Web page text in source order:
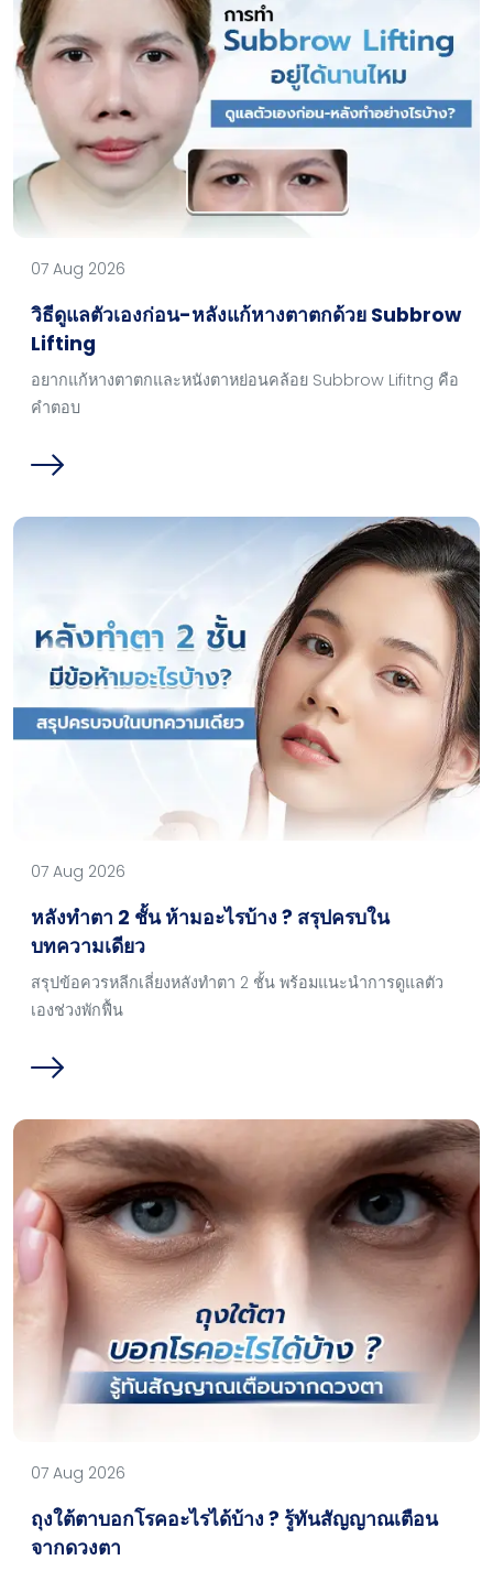
07 Aug 2026
วิธีดูแลตัวเองก่อน-หลังแก้หางตาตกด้วย Subbrow
Lifting
อยากแก้หางตาตกและหนังตาหย่อนคล้อย Subbrow Lifitng คือ
คำตอบ
07 Aug 2026
หลังทำตา 2 ชั้น ห้ามอะไรบ้าง ? สรุปครบใน
บทความเดียว
สรุปข้อควรหลีกเลี่ยงหลังทำตา 2 ชั้น พร้อมแนะนำการดูแลตัว
เองช่วงพักฟื้น
07 Aug 2026
ถุงใต้ตาบอกโรคอะไรได้บ้าง ? รู้ทันสัญญาณเตือน
จากดวงตา